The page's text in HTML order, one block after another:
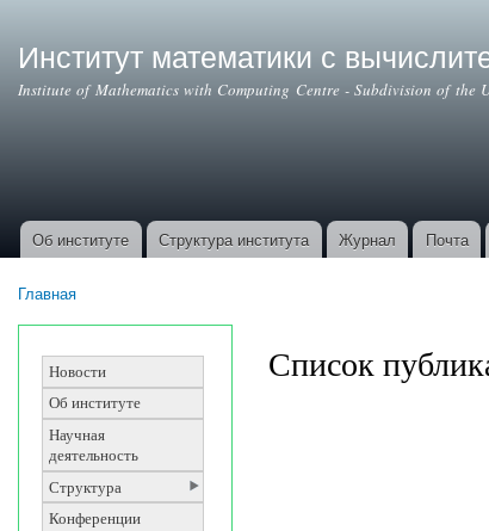
Институт математики с
Institute of Mathematics with Computing Centre - Subdivision of the
Основные ссылки
Об институте Структура института Журнал Почта
Главная
Новости
Об институте
Научная
деятельность
Структура
Конференции
Список